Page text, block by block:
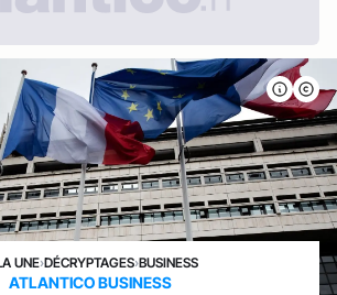
UNE›DÉCRYPTAGES›BUSINESS
ATLANTICO BUSINESS